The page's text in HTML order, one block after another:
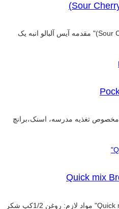
" آیس آلبالو انبه (Sour Cherry Mango Ice)" مقدمه آیس آلبالو انبه یک
"ساندویچ جیبی "Pocket Sandwich مخصوص تغذیه مدرسه، اسنک،برانچ
"برانیز فوری شکلاتی Quick mix Brownies" مواد لازم: روغن 1/2کپ شکر